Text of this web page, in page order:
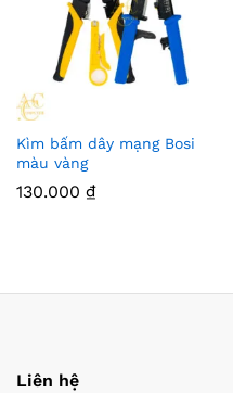
Kìm bấm dây mạng Bosi
màu vàng
130.000 ₫
Liên hệ